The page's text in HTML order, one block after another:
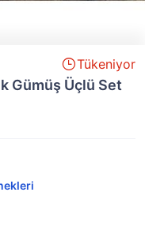
Tükeniyor
Gümüş Üçlü Set